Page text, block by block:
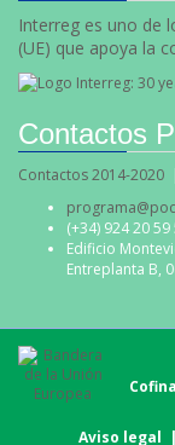
Interreg es uno de
(UE) que apoya la
Contactos
Contactos 2014-2020
(+34) 924 20 59
Edificio
Entreplanta B,
Aviso legal |